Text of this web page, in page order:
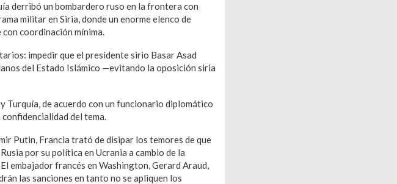
derribó un bombardero ruso en la frontera con
militar en Siria, donde un enorme elenco de
coordinación mínima.
impedir que el presidente sirio Basar Asad
del Estado Islámico —evitando la oposición siria
Turquía, de acuerdo con un funcionario diplomático
del tema.
Putin, Francia trató de disipar los temores de que
por su política en Ucrania a cambio de la
embajador francés en Washington, Gerard Araud,
las sanciones en tanto no se apliquen los